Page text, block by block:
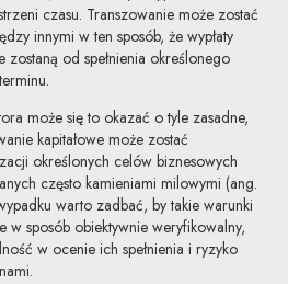
czasu. Transzowanie może zostać
innymi w ten sposób, że wypłaty
od spełnienia określonego
może się to okazać o tyle zasadne,
kapitałowe może zostać
określonych celów biznesowych
często kamieniami milowymi (ang.
warto zadbać, by takie warunki
w sposób obiektywnie weryfikowalny,
w ocenie ich spełnienia i ryzyko